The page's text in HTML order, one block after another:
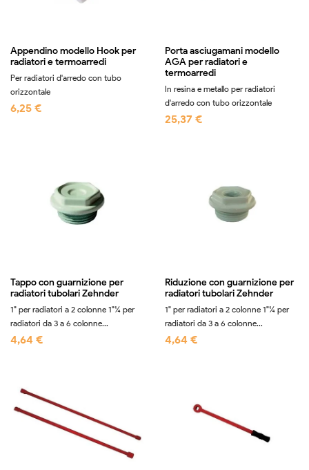
Appendino modello Hook per
radiatori e termoarredi
Per radiatori d'arredo con tubo
orizzontale
6,25 €
Porta asciugamani modello
AGA per radiatori e
termoarredi
In resina e metallo per radiatori
d'arredo con tubo orizzontale
25,37 €
Tappo con guarnizione per
radiatori tubolari Zehnder
1" per radiatori a 2 colonne 1"¼ per
radiatori da 3 a 6 colonne...
4,64 €
Riduzione con guarnizione per
radiatori tubolari Zehnder
1" per radiatori a 2 colonne 1"¼ per
radiatori da 3 a 6 colonne...
4,64 €